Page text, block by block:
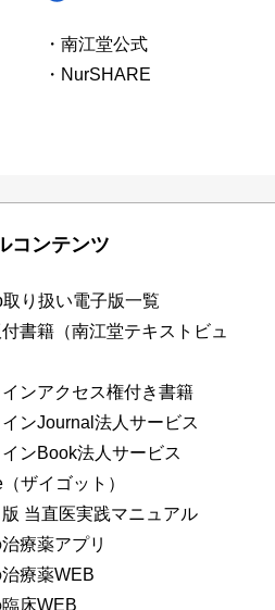
・南江堂公式
・NurSHARE
コンテンツ
取り扱い電子版一覧
書籍（南江堂テキストビュ
ンアクセス権付き書籍
ンJournal法人サービス
ンBook法人サービス
ザイゴット）
当直医実践マニュアル
療薬アプリ
療薬WEB
床WEB